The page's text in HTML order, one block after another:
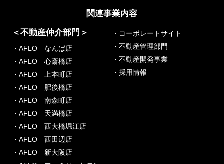
関連事業内容
＜不動産仲介部門＞
・AFLO なんば店
・AFLO 心斎橋店
・AFLO 上本町店
・AFLO 肥後橋店
・AFLO 南森町店
・AFLO 天満橋店
・AFLO 西大橋堀江店
・AFLO 西田辺店
・AFLO 新大阪店
・コーポレートサイト
・不動産管理部門
・不動産開発事業
・採用情報